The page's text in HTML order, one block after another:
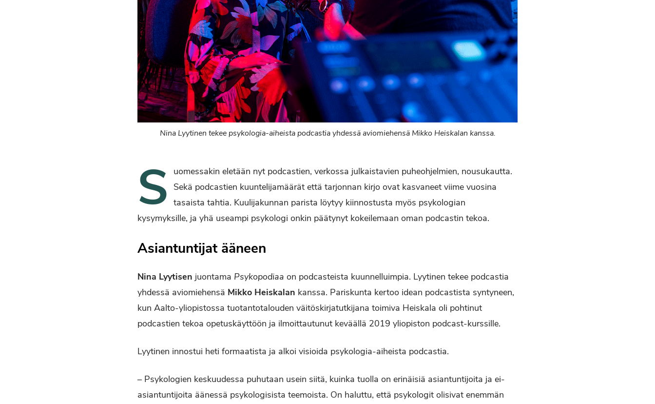
Nina Lyytinen tekee psykologia-aiheista podcastia yhdessä aviomiehensä Mikko Heiskalan kanssa.
S
uomessakin eletään nyt podcastien, verkossa julkaistavien puheohjelmien, nousukautta.
Sekä podcastien kuuntelijamäärät että tarjonnan kirjo ovat kasvaneet viime vuosina
tasaista tahtia. Kuulijakunnan parista löytyy kiinnostusta myös psykologian
kysymyksille, ja yhä useampi psykologi onkin päätynyt kokeilemaan oman podcastin tekoa.
Asiantuntijat ääneen
Nina Lyytisen juontama Psykopodiaa on podcasteista kuunnelluimpia. Lyytinen tekee podcastia
yhdessä aviomiehensä Mikko Heiskalan kanssa. Pariskunta kertoo idean podcastista syntyneen,
kun Aalto-yliopistossa tuotantotalouden väitöskirjatutkijana toimiva Heiskala oli pohtinut
podcastien tekoa opetuskäyttöön ja ilmoittautunut keväällä 2019 yliopiston podcast-kurssille.
Lyytinen innostui heti formaatista ja alkoi visioida psykologia-aiheista podcastia.
– Psykologien keskuudessa puhutaan usein siitä, kuinka tuolla on erinäisiä asiantuntijoita ja ei-
asiantuntijoita äänessä psykologisista teemoista. On haluttu, että psykologit olisivat enemmän